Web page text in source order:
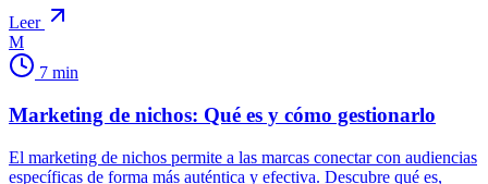
Leer
M
7 min
Marketing de nichos: Qué es y cómo gestionarlo
El marketing de nichos permite a las marcas conectar con audiencias
específicas de forma más auténtica y efectiva. Descubre qué es,